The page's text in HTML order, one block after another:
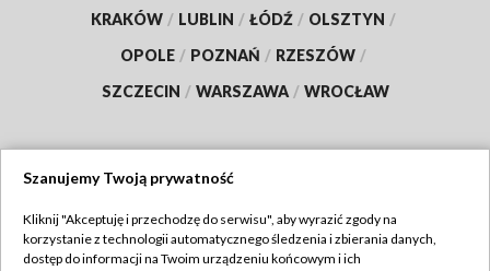
KRAKÓW / LUBLIN / ŁÓDŹ / OLSZTYN /
OPOLE / POZNAŃ / RZESZÓW /
SZCZECIN / WARSZAWA / WROCŁAW
TVP
Szanujemy Twoją prywatność
Kliknij "Akceptuję i przechodzę do serwisu", aby wyrazić zgody na
korzystanie z technologii automatycznego śledzenia i zbierania danych,
dostęp do informacji na Twoim urządzeniu końcowym i ich